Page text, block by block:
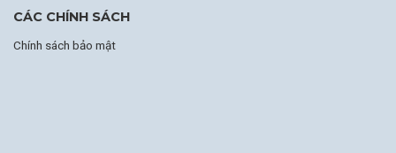
CÁC CHÍNH SÁCH
Chính sách bảo mật